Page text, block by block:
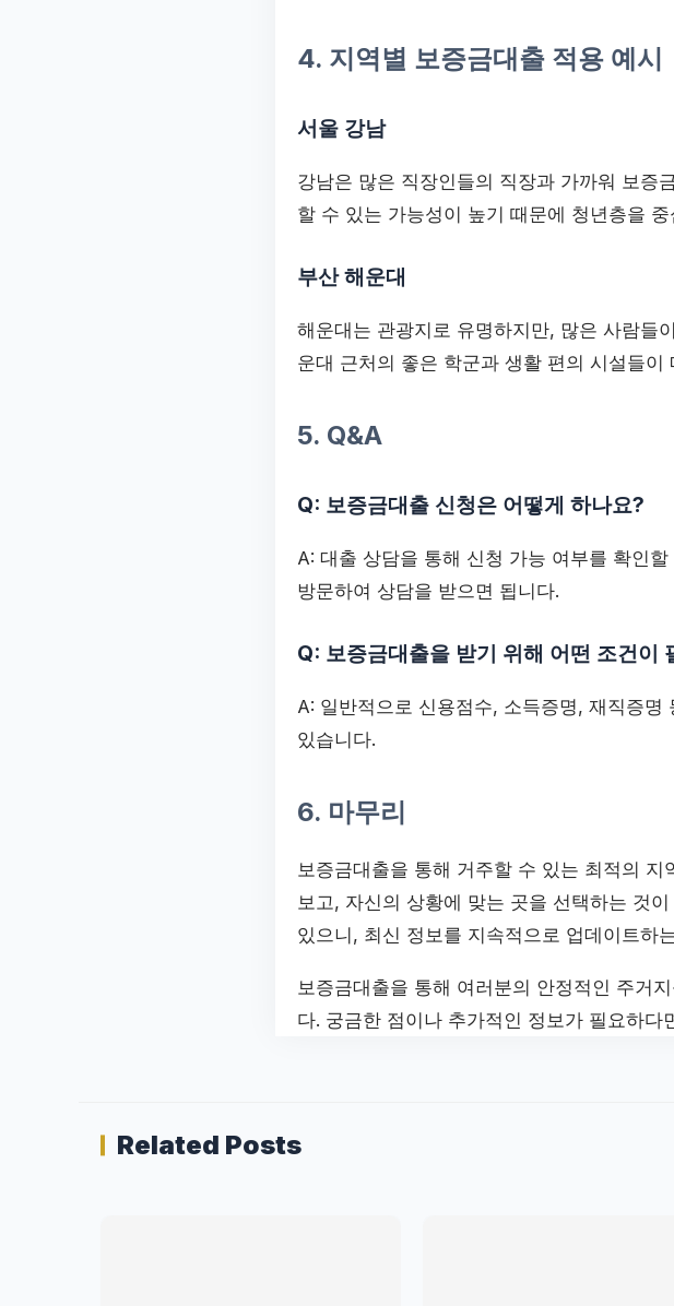
4. 지역별 보증금대출 적용 예시
서울 강남
강남은 많은 직장인들의 직장과 가까워 보증
할 수 있는 가능성이 높기 때문에 청년층을
부산 해운대
해운대는 관광지로 유명하지만, 많은 사람들
운대 근처의 좋은 학군과 생활 편의 시설들이
5. Q&A
Q: 보증금대출 신청은 어떻게 하나요?
A: 대출 상담을 통해 신청 가능 여부를 확인
방문하여 상담을 받으면 됩니다.
Q: 보증금대출을 받기 위해 어떤 조건이
A: 일반적으로 신용점수, 소득증명, 재직증
있습니다.
6. 마무리
보증금대출을 통해 거주할 수 있는 최적의
보고, 자신의 상황에 맞는 곳을 선택하는 것
있으니, 최신 정보를 지속적으로 업데이트하
보증금대출을 통해 여러분의 안정적인 주거
다. 궁금한 점이나 추가적인 정보가 필요하다
Related Posts